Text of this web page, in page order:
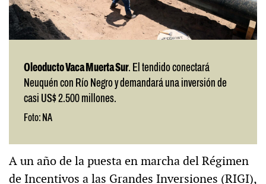
Oleoducto Vaca Muerta Sur. El tendido conectará
Neuquén con Río Negro y demandará una inversión de
casi US$ 2.500 millones.
Foto: NA
A un año de la puesta en marcha del Régimen
de Incentivos a las Grandes Inversiones (RIGI),